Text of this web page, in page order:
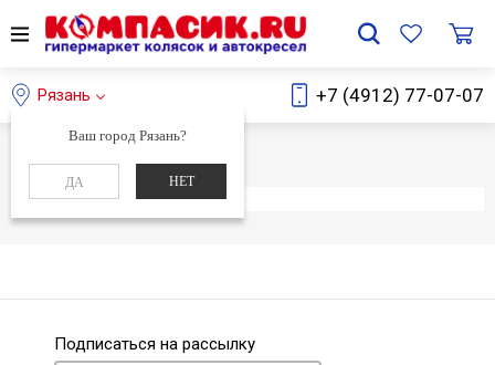
Рязань
Ваш город Рязань?
ДА НЕТ
+7 (4912) 77-07-07
Главная Каталог
Элемент не найден
Подписаться на рассылку